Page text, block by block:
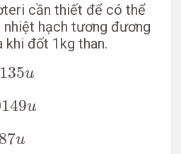
cần thiết để có thể
hạch tương đương
khi đốt 1kg than.
u
u
u
u
u